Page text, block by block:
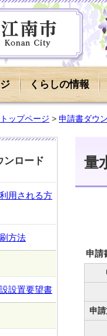
くらしの情報
トップページ > 申請書ダウ
量
申請
申請
ンロード
用される方
方法
設置要望書